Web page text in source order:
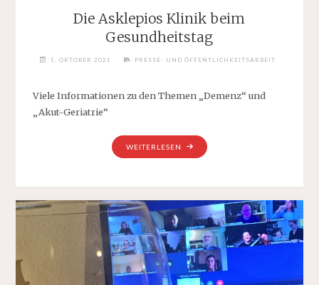
Die Asklepios Klinik beim
Gesundheitstag
1. OKTOBER 2021 PRESSE- UND ÖFFENTLICHKEITSARBEIT
Viele Informationen zu den Themen „Demenz“ und
„Akut-Geriatrie“
WEITERLESEN
"DIE
ASKLEPIOS
BEIM
GESUNDHEITSTAG"